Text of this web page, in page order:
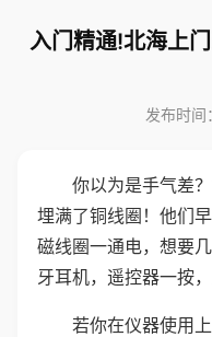
入门精通!北海上
发布时
你以为是手气差
埋满了铜线圈！他们
磁线圈一通电，想要
牙耳机，遥控器一按
若你在仪器使用